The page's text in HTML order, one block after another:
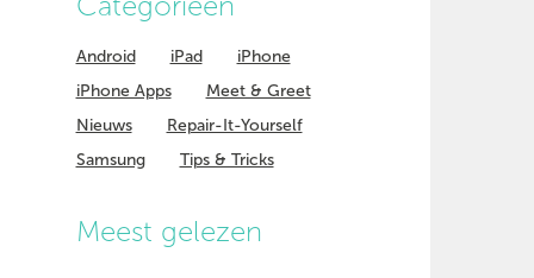
Android iPad
iPhone
iPhone Apps
Meet & Greet
Nieuws
Repair-It-Yourself
Samsung
Tips & Tricks
Meest gelezen